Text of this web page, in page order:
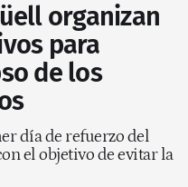
organizan
para
de los
día de refuerzo del
el objetivo de evitar la